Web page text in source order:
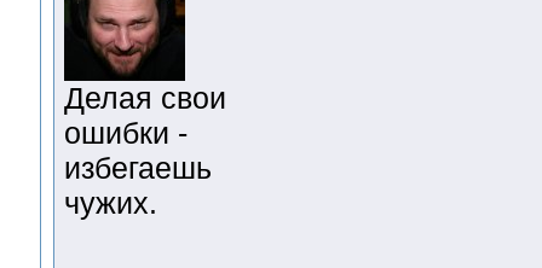
Делая свои
ошибки -
избегаешь
чужих.